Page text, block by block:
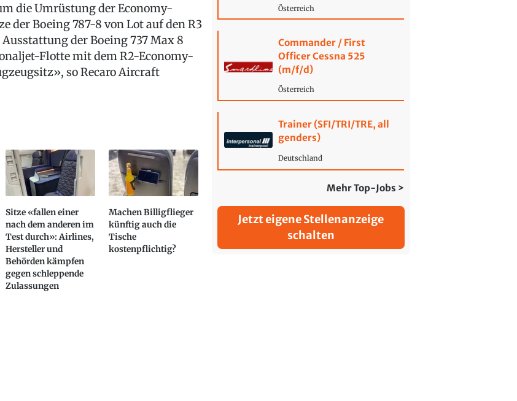
die Umrüstung der Economy-
der Boeing 787-8 von Lot auf den R3
Ausstattung der Boeing 737 Max 8
Flotte mit dem R2-Economy-
so Recaro Aircraft
Sitze «fallen einer
nach dem anderen im
Test durch»: Airlines,
Hersteller und
Behörden kämpfen
gegen schleppende
Zulassungen
Machen Billigflieger
künftig auch die
Tische
kostenpflichtig?
Österreich
Commander / First
Officer Cessna 525
(m/f/d)
Österreich
Trainer (SFI/TRI/TRE, all
genders)
Deutschland
Mehr Top-Jobs >
Jetzt eigene Stellenanzeige
schalten